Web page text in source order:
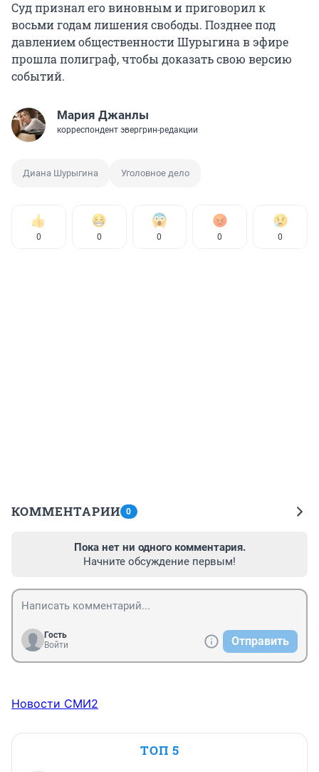
Суд признал его виновным и приговорил к
восьми годам лишения свободы. Позднее под
давлением общественности Шурыгина в эфире
прошла полиграф, чтобы доказать свою версию
событий.
Мария Джанлы
корреспондент эвергрин-редакции
Диана Шурыгина Уголовное дело
0 0 0 0 0
КОММЕНТАРИИ 0
Пока нет ни одного комментария.
Начните обсуждение первым!
Гость
Войти
Отправить
Новости СМИ2
ТОП 5